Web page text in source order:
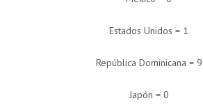
Estados Unidos = 1
República Dominicana = 9
Japón = 0